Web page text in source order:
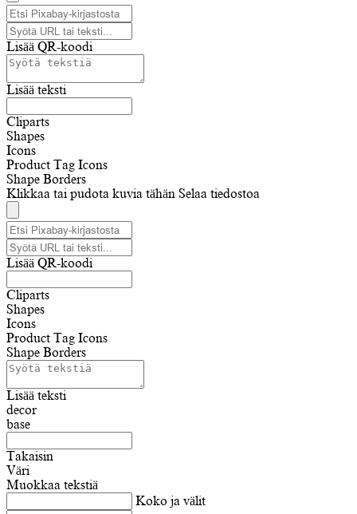
Lisää QR-koodi
Lisää teksti
Cliparts
Shapes
Icons
Product Tag Icons
Shape Borders
Klikkaa tai pudota kuvia tähän Selaa tiedostoa
Lisää QR-koodi
Cliparts
Shapes
Icons
Product Tag Icons
Shape Borders
Lisää teksti
decor
base
Takaisin
Väri
Muokkaa tekstiä
Koko ja välit